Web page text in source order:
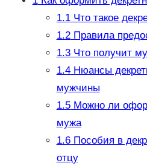
1.1Что такое
1.2Правила
1.3Что получит
1.4Нюансы
мужчины
1.5Можно ли
мужа
1.6Пособия в
отцу